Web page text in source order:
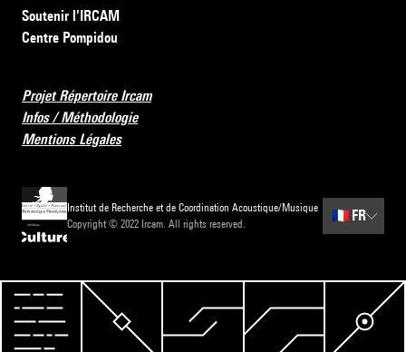
Soutenir l’IRCAM
Centre Pompidou
Projet Répertoire Ircam
Infos / Méthodologie
Mentions Légales
Institut de Recherche et de Coordination Acoustique/Musique
Copyright © 2022 Ircam. All rights reserved.
🇫🇷 FR